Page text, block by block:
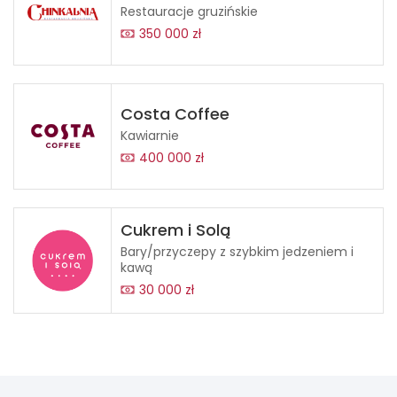
Restauracje gruzińskie
350 000 zł
Costa Coffee
Kawiarnie
400 000 zł
Cukrem i Solą
Bary/przyczepy z szybkim jedzeniem i
kawą
30 000 zł